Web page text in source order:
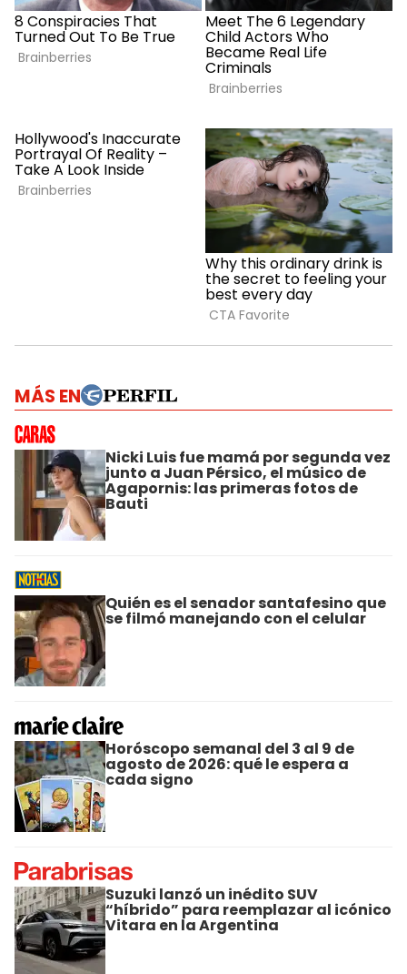
MÁS EN
Nicki Luis fue mamá por segunda vez
junto a Juan Pérsico, el músico de
Agapornis: las primeras fotos de
Bauti
Quién es el senador santafesino que
se filmó manejando con el celular
Horóscopo semanal del 3 al 9 de
agosto de 2026: qué le espera a
cada signo
Suzuki lanzó un inédito SUV
“híbrido” para reemplazar al icónico
Vitara en la Argentina